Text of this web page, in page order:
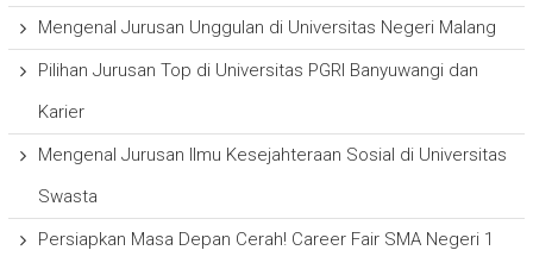
Mengenal Jurusan Unggulan di Universitas Negeri Malang
Pilihan Jurusan Top di Universitas PGRI Banyuwangi dan
Karier
Mengenal Jurusan Ilmu Kesejahteraan Sosial di Universitas
Swasta
Persiapkan Masa Depan Cerah! Career Fair SMA Negeri 1